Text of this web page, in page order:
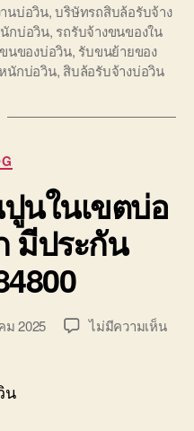
นบ่อวิน,บริษัทรถสิบล้อรับจ้าง
กบ่อวิน, รถรับจ้างขนของใน
นของบ่อวิน, รับขนย้ายของ
นักบ่อวิน, สิบล้อรับจ้างบ่อวิน
นในเขตบ่อ
มีประกัน
ม 2025 ไม่มีความเห็นบน
น